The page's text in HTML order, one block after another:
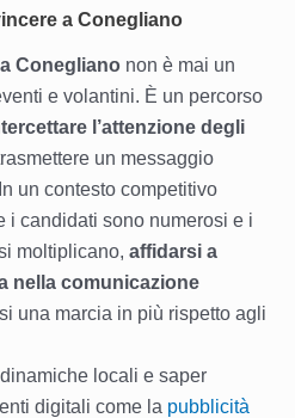
a Conegliano
Conegliano non è mai un
e volantini. È un percorso
l’attenzione degli
un messaggio
un contesto competitivo
i candidati sono numerosi e i
moltiplicano, affidarsi a
nella comunicazione
una marcia in più rispetto agli
locali e saper
digitali come la pubblicità